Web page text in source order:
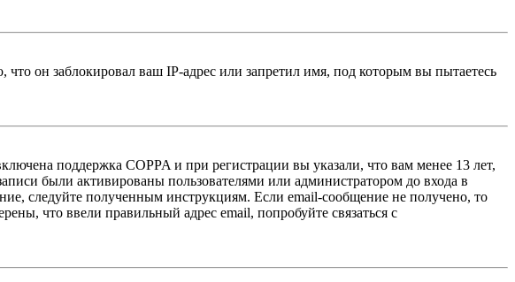
он заблокировал ваш IP-адрес или запретил имя, под которым вы пытаетесь
поддержка COPPA и при регистрации вы указали, что вам менее 13 лет,
были активированы пользователями или администратором до входа в
следуйте полученным инструкциям. Если email-сообщение не получено, то
что ввели правильный адрес email, попробуйте связаться с